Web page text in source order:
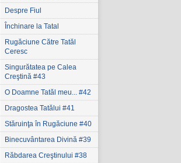
Despre Fiul
Închinare la Tatal
Rugăciune Către Tatăl
Ceresc
Singurătatea pe Calea
Creştină #43
O Doamne Tatăl meu... #42
Dragostea Tatălui #41
Stăruinţa în Rugăciune #40
Binecuvântarea Divină #39
Răbdarea Creştinului #38